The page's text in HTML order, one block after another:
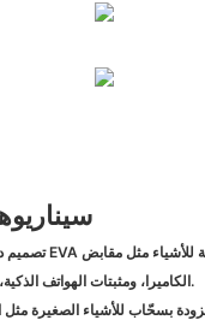
الكاميرا، ومثبتات الهواتف الذكية، وغيرها من الملحقات.